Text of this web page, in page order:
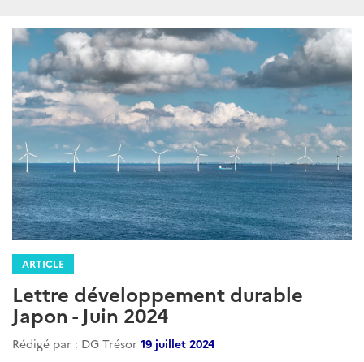
ARTICLE
Lettre développement durable
Japon - Juin 2024
Rédigé par : DG Trésor 19 juillet 2024